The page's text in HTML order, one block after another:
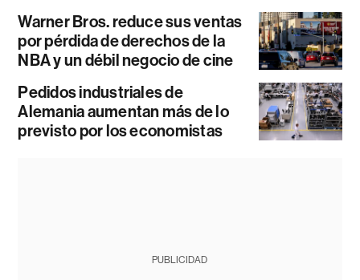
Warner Bros. reduce sus ventas
por pérdida de derechos de la
NBA y un débil negocio de cine
Pedidos industriales de
Alemania aumentan más de lo
previsto por los economistas
PUBLICIDAD